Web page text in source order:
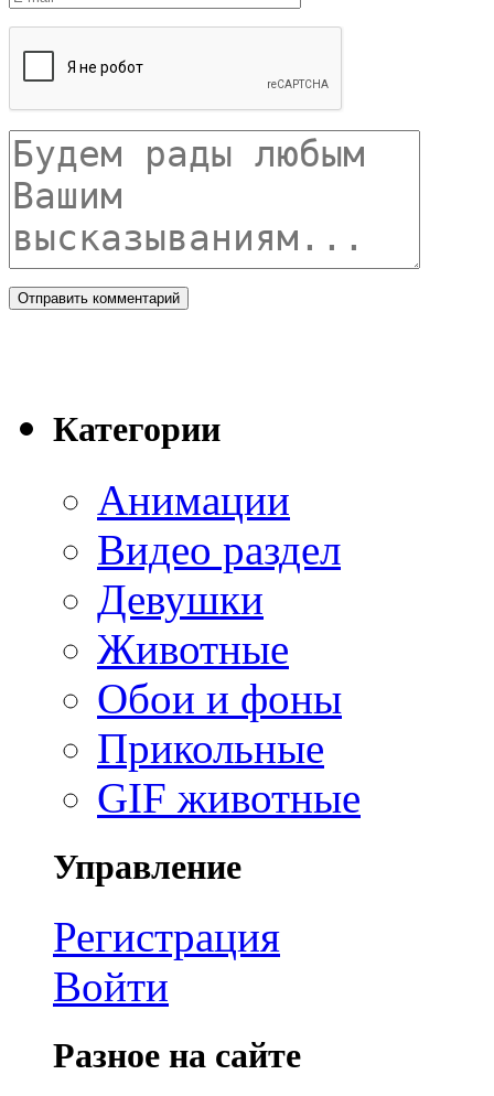
Категории
Анимации
Видео раздел
Девушки
Животные
Обои и фоны
Прикольные
GIF животные
Управление
Регистрация
Войти
Разное на сайте